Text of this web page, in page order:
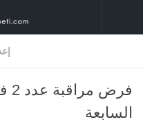
السابعة